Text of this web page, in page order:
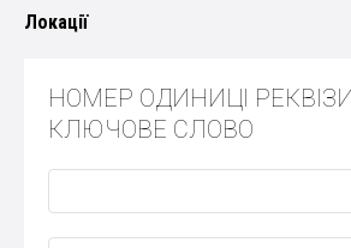
Локації
НОМЕР ОДИНИЦІ
КЛЮЧОВЕ СЛОВО